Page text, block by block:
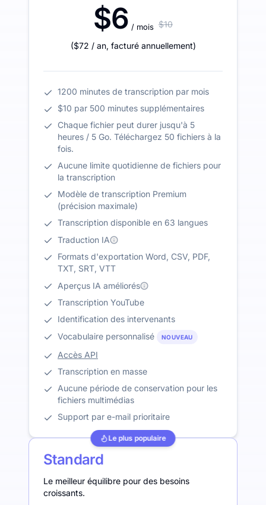
$6 / mois $10
($72 / an, facturé annuellement)
1200 minutes de transcription par mois
$10 par 500 minutes supplémentaires
Chaque fichier peut durer jusqu'à 5
heures / 5 Go. Téléchargez 50 fichiers à la
fois.
Aucune limite quotidienne de fichiers pour
la transcription
Modèle de transcription Premium
(précision maximale)
Transcription disponible en 63 langues
Traduction IA
Formats d'exportation Word, CSV, PDF,
TXT, SRT, VTT
Aperçus IA améliorés
Transcription YouTube
Identification des intervenants
Vocabulaire personnalisé
NOUVEAU
Accès API
Transcription en masse
Aucune période de conservation pour les
fichiers multimédias
Support par e-mail prioritaire
Le plus populaire
Standard
Le meilleur équilibre pour des besoins
croissants.